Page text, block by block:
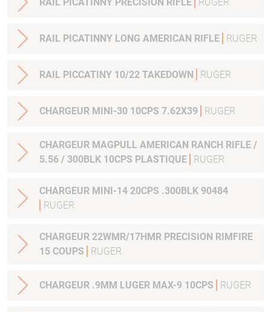
RAIL PICATINNY LONG AMERICAN RIFLE RUGER
RAIL PICCATINY 10/22 TAKEDOWN RUGER
CHARGEUR MINI-30 10CPS 7.62X39 RUGER
CHARGEUR MAGPULL AMERICAN RANCH RIFLE /
5.56 / 300BLK 10CPS PLASTIQUE
RUGER
CHARGEUR MINI-14 20CPS .300BLK 90484
RUGER
CHARGEUR 22WMR/17HMR PRECISION RIMFIRE
15 COUPS
RUGER
CHARGEUR .9MM LUGER MAX-9 10CPS RUGER